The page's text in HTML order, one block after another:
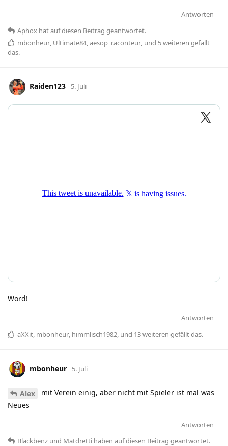
Antworten
Aphox hatauf diesen Beitrag geantwortet.
mbonheur, Ultimate84,aesop_raconteur, und 5weiteren gefällt
das.
Raiden123 5. Juli
Word!
Antworten
aXXit, mbonheur, himmlisch1982, und 13weiteren gefällt das.
mbonheur 5. Juli
Alex
mit Verein einig, aber nicht mit Spieler ist mal was
Neues
Antworten
Blackbenz und Matdretti haben auf diesen Beitrag geantwortet.